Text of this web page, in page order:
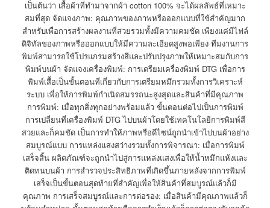
เป็นต้นว่า เสื้อผ้าที่ทำมาจากผ้า cotton 100% จะได้ผลลัพธ์ที่เหมาะ
สมที่สุด จัดแจงภาพ: คุณภาพของภาพหรือออกแบบที่ใช้สำคัญมาก
สำหรับเพื่อการสร้างผลงานที่สวยรวมทั้งมีความคมชัด เพียงแค่มีไฟล์
ดิจิทัลของภาพหรือออกแบบให้มีความละเอียดสูงพอเพียง ทีมงานการ
พิมพ์สามารถใช้โปรแกรมสร้างสีและปรับปรุงภาพให้เหมาะสมกับการ
พิมพ์บนผ้า จัดแจงเครื่องพิมพ์: การเตรียมเครื่องพิมพ์ DTG เพื่อการ
พิมพ์เสื้อเป็นขั้นตอนที่เกี่ยวกับการเตรียมหมึกรวมทั้งการวิเคราะห์
ระบบ เพื่อให้การพิมพ์กำเนิดสมรรถนะสูงสุดและสินค้าที่มีคุณภาพ
การพิมพ์: เมื่อทุกสิ่งทุกอย่างพร้อมแล้ว ขั้นตอนต่อไปเป็นการพิมพ์
การเปลี่ยนที่เครื่องพิมพ์ DTG ไปบนผ้าโดยใช้เทคโนโลยีการพิมพ์สี
สวยและก็คมชัด เป็นการทำให้ภาพหรือดีไซน์ถูกนำเข้าไปบนผ้าอย่าง
สมบูรณ์แบบ การแหล่งแสงสว่างรวมทั้งการพิจารณา: เมื่อการพิมพ์
เสร็จสิ้น ผลิตภัณฑ์จะถูกนำไปสู่การแหล่งแสงเพื่อให้น้ำหมึกแห้งและ
ติดทนบนผ้า การสำรวจประสิทธิภาพที่เกิดขึ้นภายหลังจากการพิมพ์
เสร็จเป็นขั้นตอนสุดท้ายที่สำคัญเพื่อให้สินค้าที่สมบูรณ์แล้วก็มี
คุณภาพ การเสร็จสมบูรณ์และการต่อรอง: เมื่อสินค้ามีคุณภาพแล้วก็